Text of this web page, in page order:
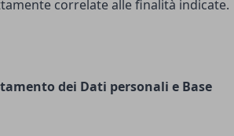
correlate alle finalità indicate.
dei Dati personali e Base